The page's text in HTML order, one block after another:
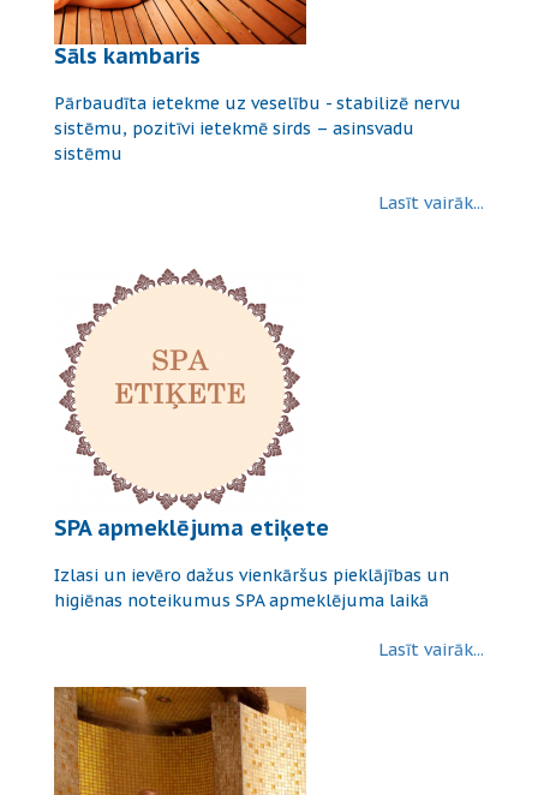
Sāls kambaris
Pārbaudīta ietekme uz veselību - stabilizē nervu
sistēmu, pozitīvi ietekmē sirds – asinsvadu
sistēmu
Lasīt vairāk...
SPA apmeklējuma etiķete
Izlasi un ievēro dažus vienkāršus pieklājības un
higiēnas noteikumus SPA apmeklējuma laikā
Lasīt vairāk...